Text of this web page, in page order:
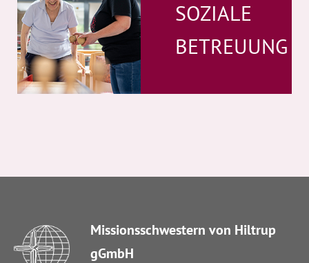
SOZIALE
BETREUUNG
Missionsschwestern von Hiltrup
gGmbH